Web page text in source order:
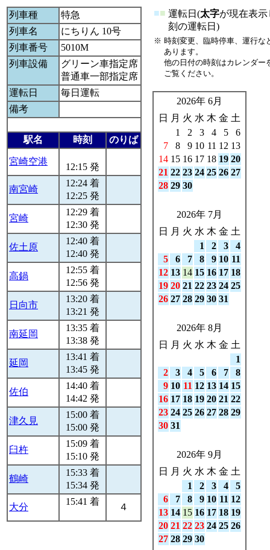
列車種
特急
列車名
にちりん 10号
列車番号
5010M
列車設備
グリーン車指定席
普通車一部指定席
運転日
毎日運転
備考
駅名 時刻 のりば
宮崎空港
12:15 発
南宮崎
12:24 着
12:25 発
宮崎
12:29 着
12:30 発
佐土原
12:40 着
12:40 発
高鍋
12:55 着
12:56 発
日向市
13:20 着
13:21 発
南延岡
13:35 着
13:38 発
延岡
13:41 着
13:45 発
佐伯
14:40 着
14:42 発
津久見
15:00 着
15:00 発
臼杵
15:09 着
15:10 発
鶴崎
15:33 着
15:34 発
大分
15:41 着
４
■■ 運転日(太字が現在表
刻の運転日)
※ 時刻変更、臨時停車、運行な
あります。
他の日付の時刻はカレンダー
ご覧ください。
2026年 6月
日
月 火 水 木 金 土
1
2 3 4 5
6
7
8 9 10 11 12 13
14 15 16 17 18 19 20
21 22 23 24 25 26 27
28 29 30
2026年 7月
日
月 火 水 木 金 土
1
2 3
4
5
6 7 8 9 10 11
12 13 14 15 16 17 18
19 20 21 22 23 24 25
26 27 28 29 30 31
2026年 8月
日
月 火 水 木 金 土
1
2
3 4 5 6 7
8
9 10 11 12 13 14 15
16 17 18 19 20 21 22
23 24 25 26 27 28 29
30 31
2026年 9月
日
月 火 水 木 金 土
1
2 3 4
5
6
7 8 9 10 11 12
13 14 15 16 17 18 19
20 21 22 23 24 25 26
27 28 29 30